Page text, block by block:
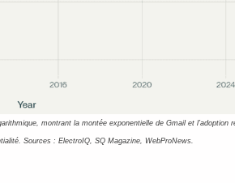
montrant la montée exponentielle de Gmail et l’adoption
Sources : ElectroIQ, SQ Magazine, WebProNews.